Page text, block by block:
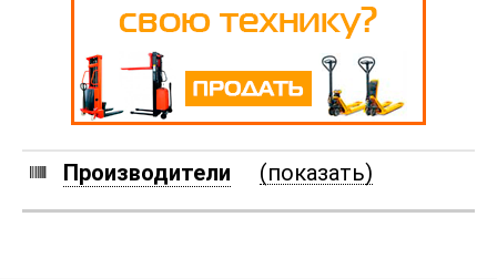
Производители (показать)